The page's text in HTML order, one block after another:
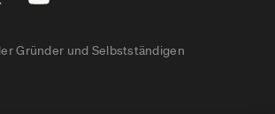
Gründer und Selbstständigen